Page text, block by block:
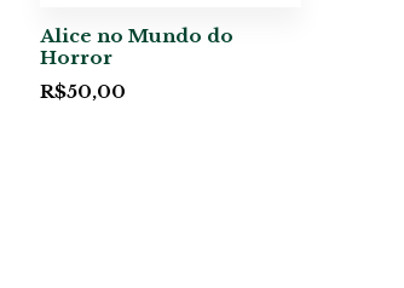
Alice no Mundo do
Horror
R$50,00